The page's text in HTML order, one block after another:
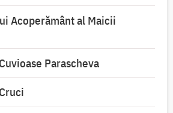
Acoperământ al Maicii
Parascheva